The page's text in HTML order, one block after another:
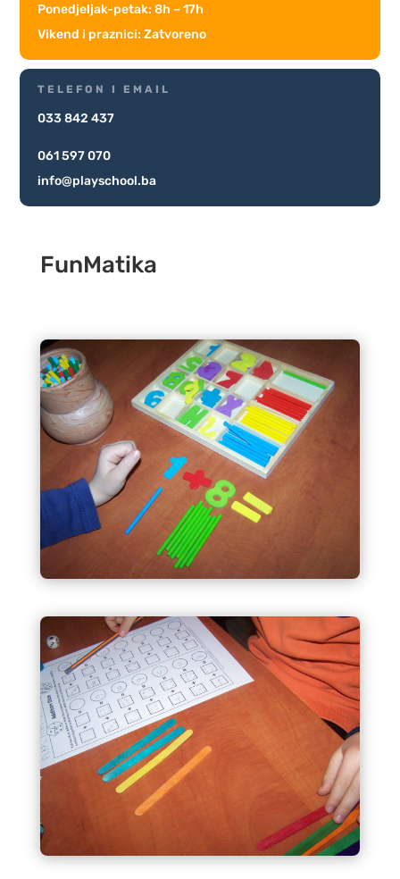
Ponedjeljak-petak: 8h – 17h
Vikend i praznici: Zatvoreno
TELEFON I EMAIL
033 842 437
061 597 070
info@playschool.ba
FunMatika